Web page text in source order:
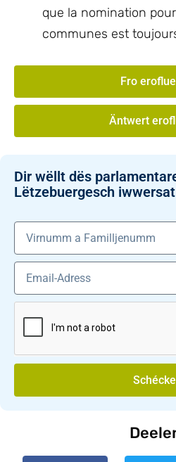
que la nomination
communes est
Fro
Äntwert
Dir wëllt dës
Lëtzebuergesch